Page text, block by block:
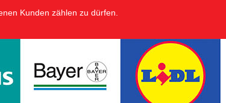
Kunden zählen zu dürfen.